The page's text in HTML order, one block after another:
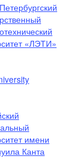
«ЛЭТИ»
имени
Канта